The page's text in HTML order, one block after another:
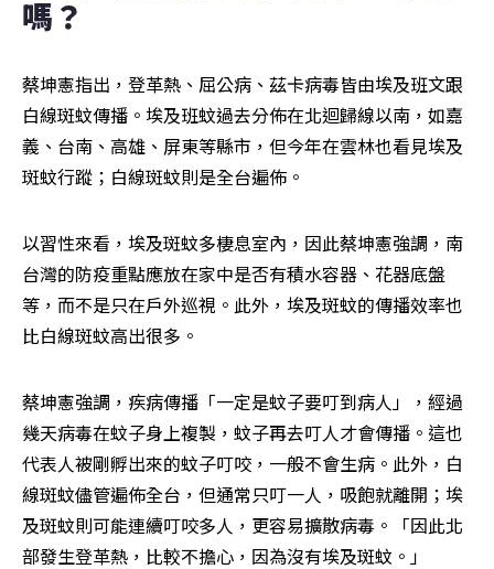
嗎？
蔡坤憲指出，登革熱、屈公病、茲卡病毒皆由埃及班文跟
白線斑蚊傳播。埃及班蚊過去分佈在北迴歸線以南，如嘉
義、台南、高雄、屏東等縣市，但今年在雲林也看見埃及
斑蚊行蹤；白線斑蚊則是全台遍佈。
以習性來看，埃及斑蚊多棲息室內，因此蔡坤憲強調，南
台灣的防疫重點應放在家中是否有積水容器、花器底盤
等，而不是只在戶外巡視。此外，埃及斑蚊的傳播效率也
比白線斑蚊高出很多。
蔡坤憲強調，疾病傳播「一定是蚊子要叮到病人」，經過
幾天病毒在蚊子身上複製，蚊子再去叮人才會傳播。這也
代表人被剛孵出來的蚊子叮咬，一般不會生病。此外，白
線斑蚊儘管遍佈全台，但通常只叮一人，吸飽就離開；埃
及斑蚊則可能連續叮咬多人，更容易擴散病毒。「因此北
部發生登革熱，比較不擔心，因為沒有埃及斑蚊。」